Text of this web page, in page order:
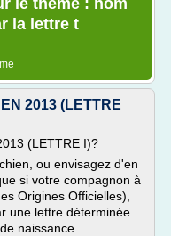
le thème : nom
la lettre t
2013 (LETTRE
(LETTRE I)?
ou envisagez d'en
si votre compagnon à
Origines Officielles),
une lettre déterminée
naissance.